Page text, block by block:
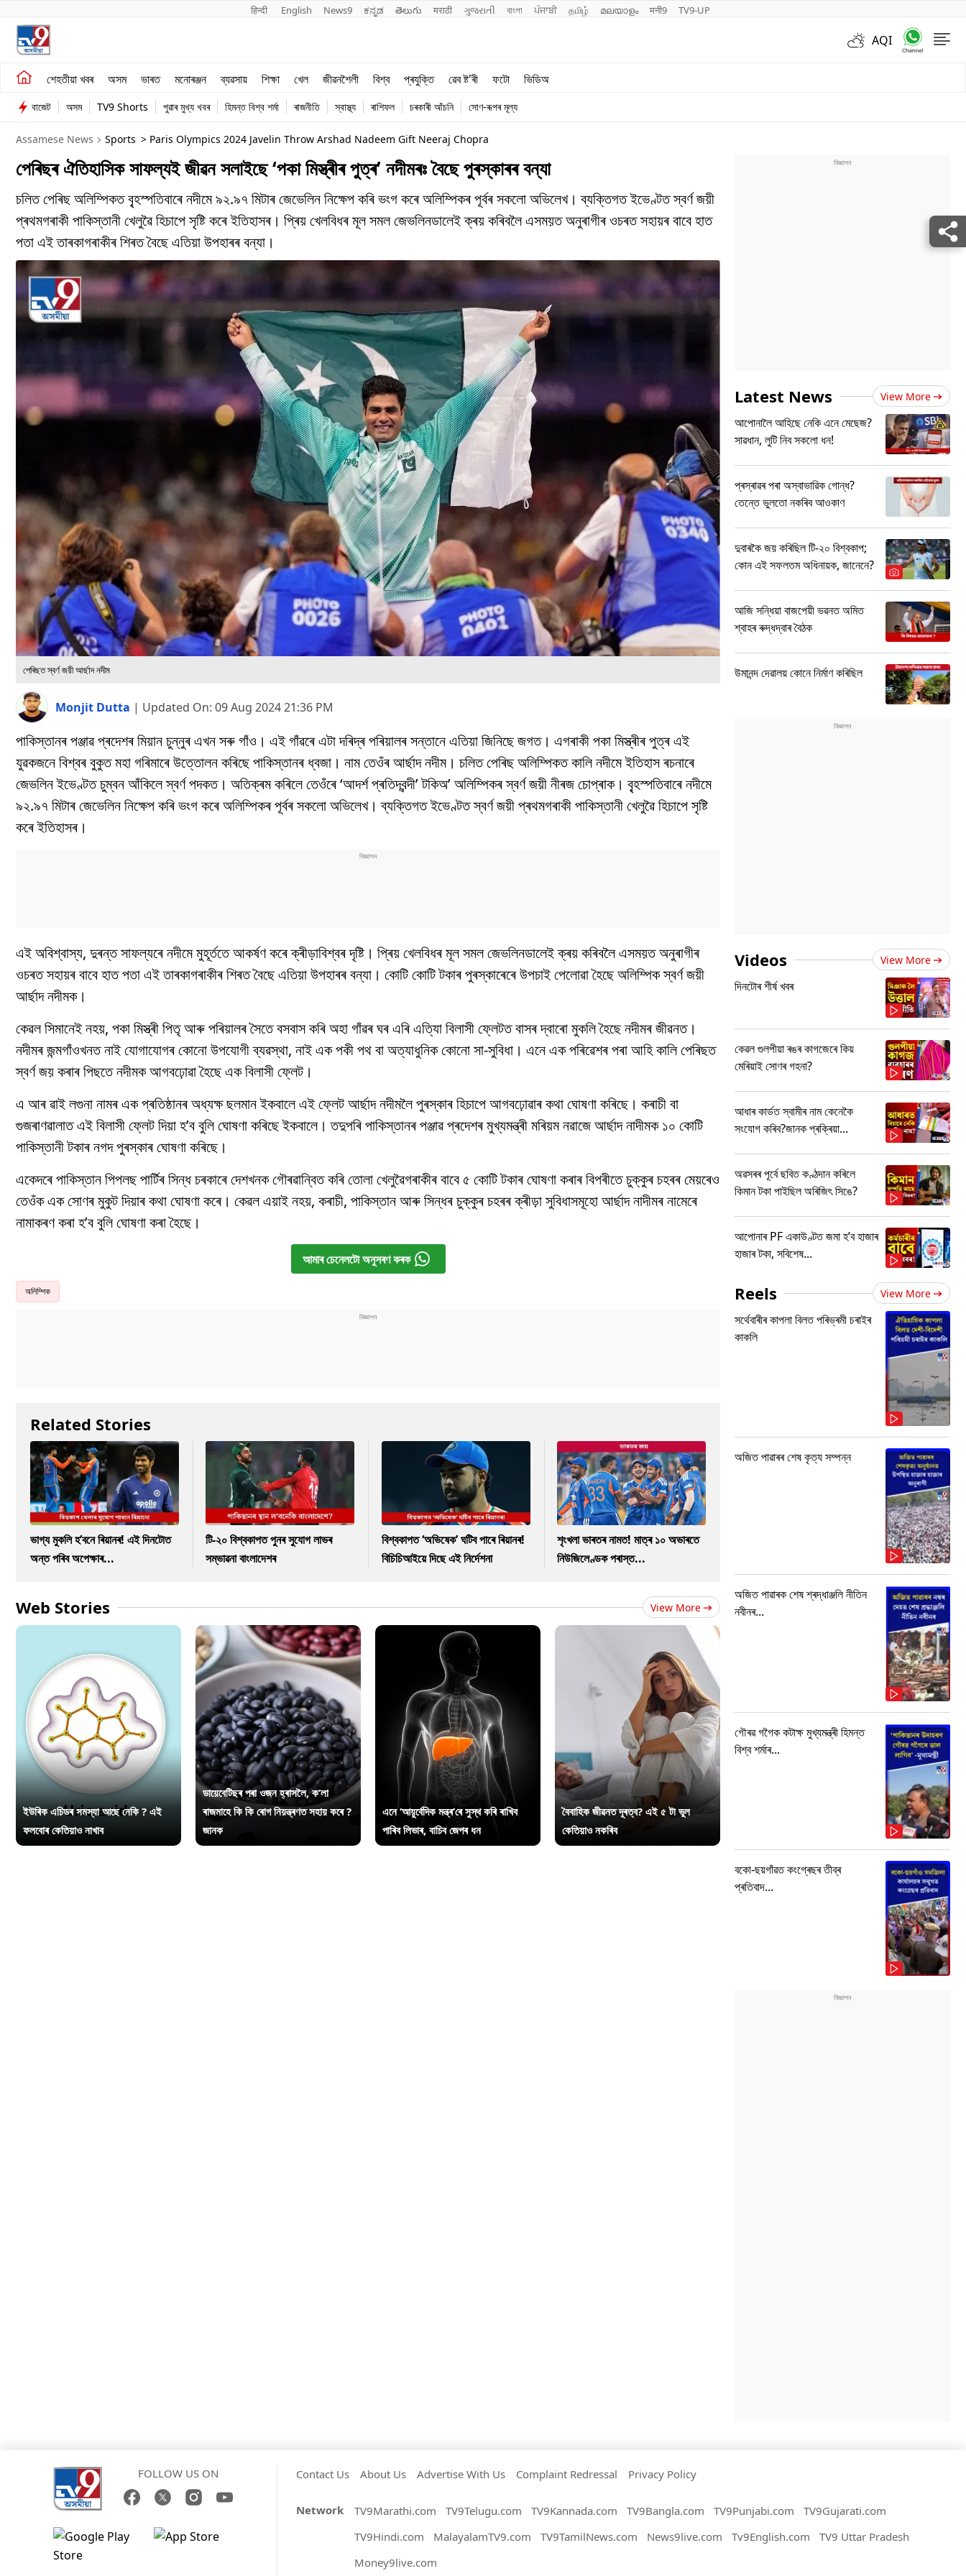
हिन्दी English News9 ಕನ್ನಡ తెలుగు मराठी ગુજરાતી বাংলা ਪੰਜਾਬੀ தமிழ் മലയാളം मनी9 TV9-UP
AQI
শেহতীয়া খবৰ অসম ভাৰত মনোৰঞ্জন ব্যৱসায় শিক্ষা খেল জীৱনশৈলী বিশ্ব প্ৰযুক্তি ৱেব ষ্ট'ৰী ফটো ভিডিঅ
শেহতীয়া খবৰ
অসম
ভাৰত
ব্যৱসায়
খেল
জীৱনশৈলী
বাজেট অসম TV9 Shorts পুৱাৰ মুখ্য খবৰ হিমন্ত বিশ্ব শৰ্মা ৰাজনীতি স্বাস্থ্য ৰাশিফল চৰকাৰী আঁচনি সোণ-ৰূপৰ মূল্য
Assamese News Sports > Paris Olympics 2024 Javelin Throw Arshad Nadeem Gift Neeraj Chopra
পেৰিছৰ ঐতিহাসিক সাফল্যই জীৱন সলাইছে ‘পকা মিস্ত্ৰীৰ পুত্ৰ’ নদীমৰঃ বৈছে পুৰস্কাৰৰ বন্যা
চলিত পেৰিছ অলিম্পিকত বৃ্হস্পতিবাৰে নদীমে ৯২.৯৭ মিটাৰ জেভেলিন নিক্ষেপ কৰি ভংগ কৰে অলিম্পিকৰ পূৰ্বৰ সকলো অভিলেখ। ব্যক্তিগত ইভেণ্টত স্বৰ্ণ জয়ী
প্ৰথমগৰাকী পাকিস্তানী খেলুৱৈ হিচাপে সৃষ্টি কৰে ইতিহাসৰ। প্ৰিয় খেলবিধৰ মূল সমল জেভলিনডালেই ক্ৰয় কৰিবলৈ এসময়ত অনুৰাগীৰ ওচৰত সহায়ৰ বাবে হাত
পতা এই তাৰকাগৰাকীৰ শিৰত বৈছে এতিয়া উপহাৰৰ বন্যা।
পেৰিছত স্বৰ্ণ জয়ী আৰ্ছাদ নদীম
Monjit Dutta | Updated On: 09 Aug 2024 21:36 PM
পাকিস্তানৰ পঞ্জাৱ প্ৰদেশৰ মিয়ান চুন্নুৰ এখন সৰু গাঁও। এই গাঁৱৰে এটা দৰিদ্ৰ পৰিয়ালৰ সন্তানে এতিয়া জিনিছে জগত। এগৰাকী পকা মিস্ত্ৰীৰ পুত্ৰ এই
যুৱকজনে বিশ্বৰ বুকুত মহা গৰিমাৰে উত্তোলন কৰিছে পাকিস্তানৰ ধ্বজা। নাম তেওঁৰ আৰ্ছাদ নদীম। চলিত পেৰিছ অলিম্পিকত কালি নদীমে ইতিহাস ৰচনাৰে
জেভলিন ইভেণ্টত চুম্বন আঁকিলে স্বৰ্ণ পদকত। অতিক্ৰম কৰিলে তেওঁৰে ‘আদৰ্শ প্ৰতিদ্বন্দী’ টকিঅ’ অলিম্পিকৰ স্বৰ্ণ জয়ী নীৰজ চোপ্ৰাক। বৃ্হস্পতিবাৰে নদীমে
৯২.৯৭ মিটাৰ জেভেলিন নিক্ষেপ কৰি ভংগ কৰে অলিম্পিকৰ পূৰ্বৰ সকলো অভিলেখ। ব্যক্তিগত ইভেণ্টত স্বৰ্ণ জয়ী প্ৰথমগৰাকী পাকিস্তানী খেলুৱৈ হিচাপে সৃষ্টি
কৰে ইতিহাসৰ।
এই অবিশ্বাস্য, দুৰন্ত সাফল্যৰে নদীমে মুহূৰ্ততে আকৰ্ষণ কৰে ক্ৰীড়াবিশ্বৰ দৃষ্টি। প্ৰিয় খেলবিধৰ মূল সমল জেভলিনডালেই ক্ৰয় কৰিবলৈ এসময়ত অনুৰাগীৰ
ওচৰত সহায়ৰ বাবে হাত পতা এই তাৰকাগৰাকীৰ শিৰত বৈছে এতিয়া উপহাৰৰ বন্যা। কোটি কোটি টকাৰ পুৰস্কাৰেৰে উপচাই পেলোৱা হৈছে অলিম্পিক স্বৰ্ণ জয়ী
আৰ্ছাদ নদীমক।
কেৱল সিমানেই নহয়, পকা মিস্ত্ৰী পিতৃ আৰু পৰিয়ালৰ সৈতে বসবাস কৰি অহা গাঁৱৰ ঘৰ এৰি এতি্যা বিলাসী ফ্লেটত বাসৰ দ্বাৰো মুকলি হৈছে নদীমৰ জীৱনত।
নদীমৰ জন্মগাঁওখনত নাই যোগাযোগৰ কোনো উপযোগী ব্যৱস্থা, নাই এক পকী পথ বা অত্যাধুনিক কোনো সা-সুবিধা। এনে এক পৰিৱেশৰ পৰা আহি কালি পেৰিছত
স্বৰ্ণ জয় কৰাৰ পিছতে নদীমক আগবঢ়োৱা হৈছে এক বিলাসী ফ্লেট।
এ আৰ ৱাই লগুনা নামৰ এক প্ৰতিষ্ঠানৰ অধ্যক্ষ ছলমান ইকবালে এই ফ্লেট আৰ্ছাদ নদীমলৈ পুৰস্কাৰ হিচাপে আগবঢ়োৱাৰ কথা ঘোষণা কৰিছে। কৰাচী বা
গুজৰাণৱালাত এই বিলাসী ফ্লেট দিয়া হ’ব বুলি ঘোষণা কৰিছে ইকবালে। তদুপৰি পাকিস্তানৰ পঞ্জাৱ প্ৰদেশৰ মুখ্যমন্ত্ৰী মৰিয়ম নৱাজে আৰ্ছাদ নাদীমক ১০ কোটি
পাকিস্তানী টকাৰ নগদ পুৰস্কাৰ ঘোষণা কৰিছে।
একেদৰে পাকিস্তান পিপলছ পাৰ্টিৰ সিন্ধ চৰকাৰে দেশখনক গৌৰৱান্বিত কৰি তোলা খেলুৱৈগৰাকীৰ বাবে ৫ কোটি টকাৰ ঘোষণা কৰাৰ বিপৰীতে চুক্কুৰ চহৰৰ মেয়ৰেও
তেওঁক এক সোণৰ মুকুট দিয়াৰ কথা ঘোষণা কৰে। কেৱল এয়াই নহয়, কৰাচী, পাকিস্তান আৰু সিন্ধৰ চুক্কুৰ চহৰৰ ক্ৰীড়া সুবিধাসমূহো আৰ্ছাদ নাদীমৰ নামেৰে
নামাকৰণ কৰা হ’ব বুলি ঘোষণা কৰা হৈছে।
আমাৰ চেনেলটো অনুসৰণ কৰক
অলিম্পিক
Related Stories
ভাগ্য মুকলি হ’বনে ৰিয়ানৰ! এই দিনটোত
অন্ত পৰিব অপেক্ষাৰ...
টি-২০ বিশ্বকাপত পুনৰ সুযোগ লাভৰ
সম্ভাৱনা বাংলাদেশৰ
বিশ্বকাপত ‘অভিষেক’ ঘটিব পাৰে ৰিয়ানৰ!
বিচিচিআইয়ে দিছে এই নিৰ্দেশনা
শৃংখলা ভাৰতৰ নামত! মাত্ৰ ১০ অভাৰতে
নিউজিলেণ্ডক পৰাস্ত...
Web Stories View More
ইউৰিক এচিডৰ সমস্যা আছে নেকি ? এই
ফলবোৰ কেতিয়াও নাখাব
ডায়েবেটিছৰ পৰা ওজন হ্ৰাসলৈ, ক’লা
ৰাজমাহে কি কি ৰোগ নিয়ন্ত্ৰণত সহায় কৰে ?
জানক
এনে ‘আয়ুৰ্বেদিক মন্ত্ৰ’ৰে সুস্থ কৰি ৰাখিব
পাৰিব লিভাৰ, বাচিব জেপৰ ধন
বৈবাহিক জীৱনত দূৰত্ব? এই ৫ টা ভুল
কেতিয়াও নকৰিব
Latest News View More
আপোনালৈ আহিছে নেকি এনে মেছেজ?
সাৱধান, লুটি নিব সকলো ধন!
প্ৰস্ৰাৱৰ পৰা অস্বাভাৱিক গোন্ধ?
তেন্তে ভুলতো নকৰিব আওকাণ
দুবাৰকৈ জয় কৰিছিল টি-২০ বিশ্বকাপ;
কোন এই সফলতম অধিনায়ক, জানেনে?
আজি সন্ধিয়া বাজপেয়ী ভৱনত অমিত
শ্বাহৰ ৰুদ্ধদ্বাৰ বৈঠক
উমানন্দ দেৱালয় কোনে নিৰ্মাণ কৰিছিল
Videos View More
দিনটোৰ শীৰ্ষ খবৰ
কেৱল গুলপীয়া ৰঙৰ কাগজেৰে কিয়
মেৰিয়াই সোণৰ গহনা?
আধাৰ কাৰ্ডত স্বামীৰ নাম কেনেকৈ
সংযোগ কৰিব?জানক প্ৰক্ৰিয়া...
অৱসৰৰ পূৰ্বে ছবিত কণ্ঠদান কৰিলে
কিমান টকা পাইছিল অৰিজিৎ সিঙে?
আপোনাৰ PF একাউণ্টত জমা হ’ব হাজাৰ
হাজাৰ টকা, সবিশেষ...
Reels View More
সৰ্থেবাৰীৰ কাপলা বিলত পৰিভ্ৰমী চৰাইৰ
কাকলি
অজিত পাৱাৰৰ শেষ কৃত্য সম্পন্ন
অজিত পাৱাৰক শেষ শ্ৰদ্ধাঞ্জলি নীতিন
নবীনৰ...
গৌৰৱ গগৈক কটাক্ষ মুখ্যমন্ত্ৰী হিমন্ত
বিশ্ব শৰ্মাৰ...
বকো-ছয়গাঁৱত কংগ্ৰেছৰ তীব্ৰ
প্ৰতিবাদ...
FOLLOW US ON Contact Us About Us Advertise With Us Complaint Redressal Privacy Policy
Network TV9Marathi.com TV9Telugu.com TV9Kannada.com TV9Bangla.com TV9Punjabi.com
TV9Gujarati.com
TV9Hindi.com
MalayalamTV9.com TV9TamilNews.com News9live.com Tv9English.com
TV9 Uttar Pradesh
Money9live.com